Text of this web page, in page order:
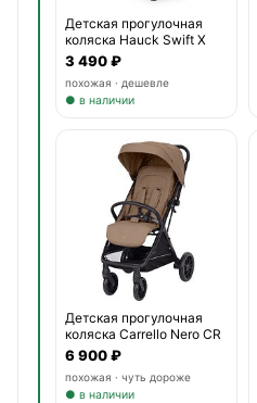
Детская прогулочная
коляска Hauck Swift X
3 490 ₽
похожая · дешевле
● в наличии
Детская прогулочная
коляска Carrello Nero CR
6 900 ₽
похожая · чуть дороже
● в наличии